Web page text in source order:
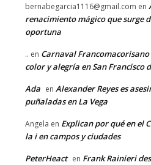
bernabegarcia1116@gmail.com en
renacimiento mágico que surge
oportuna
.. en Carnaval Francomacorisano
color y alegría en San Francisco
Ada en Alexander Reyes es
puñaladas en La Vega
Angela en Explican por qué en el
la i en campos y ciudades
PeterHeact en Frank Rainieri